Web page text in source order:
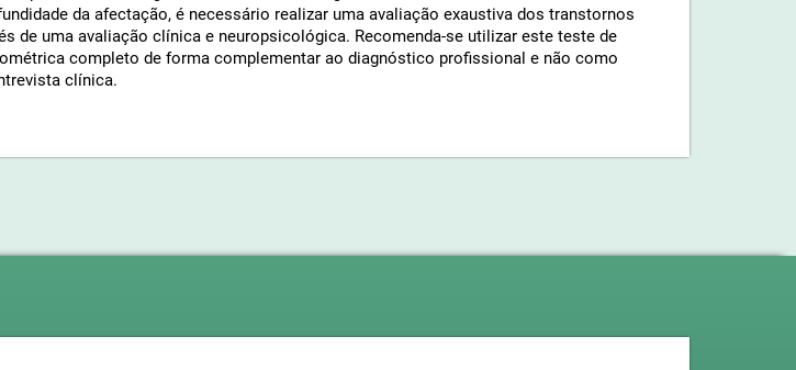
da afectação, é necessário realizar uma avaliação exaustiva dos transtornos
de uma avaliação clínica e neuropsicológica. Recomenda-se utilizar este teste de
completo de forma complementar ao diagnóstico profissional e não como
clínica.